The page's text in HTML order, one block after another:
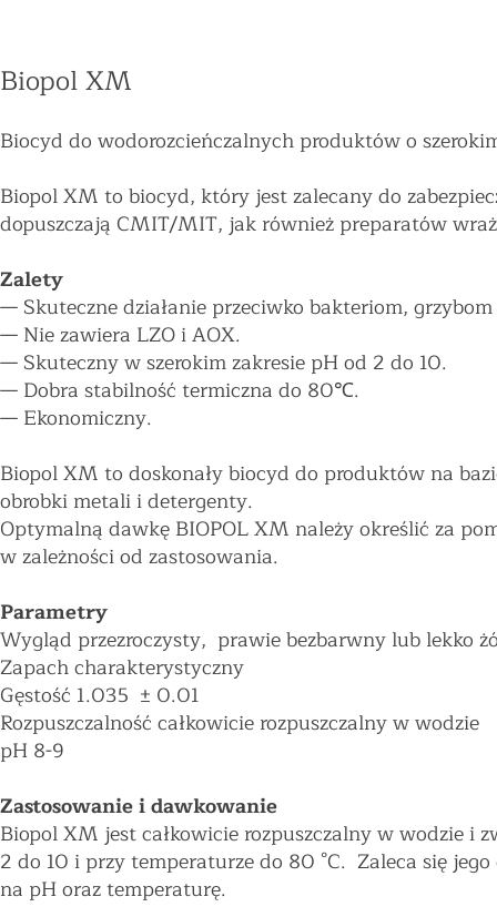
Biopol XM
Biocyd do wodorozcieńczalnych produktów o
Biopol XM to biocyd, który jest zalecany do
dopuszczają CMIT/MIT, jak również preparatów
Zalety
— Skuteczne działanie przeciwko bakteriom,
— Nie zawiera LZO i AOX.
— Skuteczny w szerokim zakresie pH od 2 do 10.
— Dobra stabilność termiczna do 80℃.
— Ekonomiczny.
Biopol XM to doskonały biocyd do produktów na
obrobki metali i detergenty.
Optymalną dawkę BIOPOL XM należy określić za
w zależności od zastosowania.
Parametry
Wygląd przezroczysty, prawie bezbarwny lub lekko
Zapach charakterystyczny
Gęstość 1.035 ± 0.01
Rozpuszczalność całkowicie rozpuszczalny w wodzie
pH 8-9
Zastosowanie i dawkowanie
Biopol XM jest całkowicie rozpuszczalny w wodzie i
2 do 10 i przy temperaturze do 80 °C. Zaleca się
na pH oraz temperaturę.